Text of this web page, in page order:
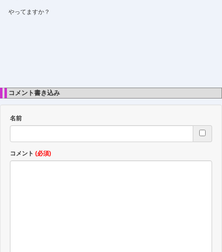
やってますか？
コメント書き込み
名前
コメント (必須)